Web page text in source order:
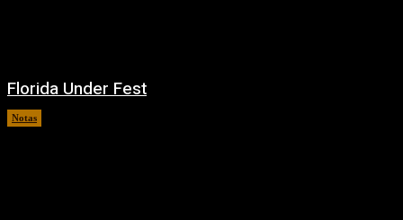
Florida Under Fest
Notas